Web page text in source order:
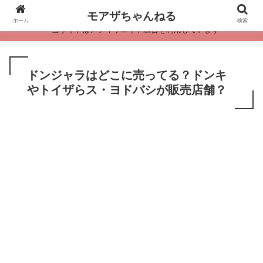
・当サイトはアフィリエイト広告を利用しています
ドンジャラはどこに売ってる？ドンキ
やトイザらス・ヨドバシが販売店舗？
ホーム モアザちゃんねる 検索